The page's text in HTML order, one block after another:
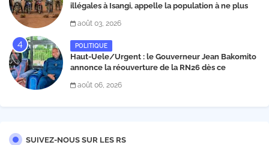
illégales à Isangi, appelle la population à ne plus
août 03, 2026
POLITIQUE
Haut-Uele/Urgent : le Gouverneur Jean Bakomito
annonce la réouverture de la RN26 dès ce
août 06, 2026
SUIVEZ-NOUS SUR LES RS